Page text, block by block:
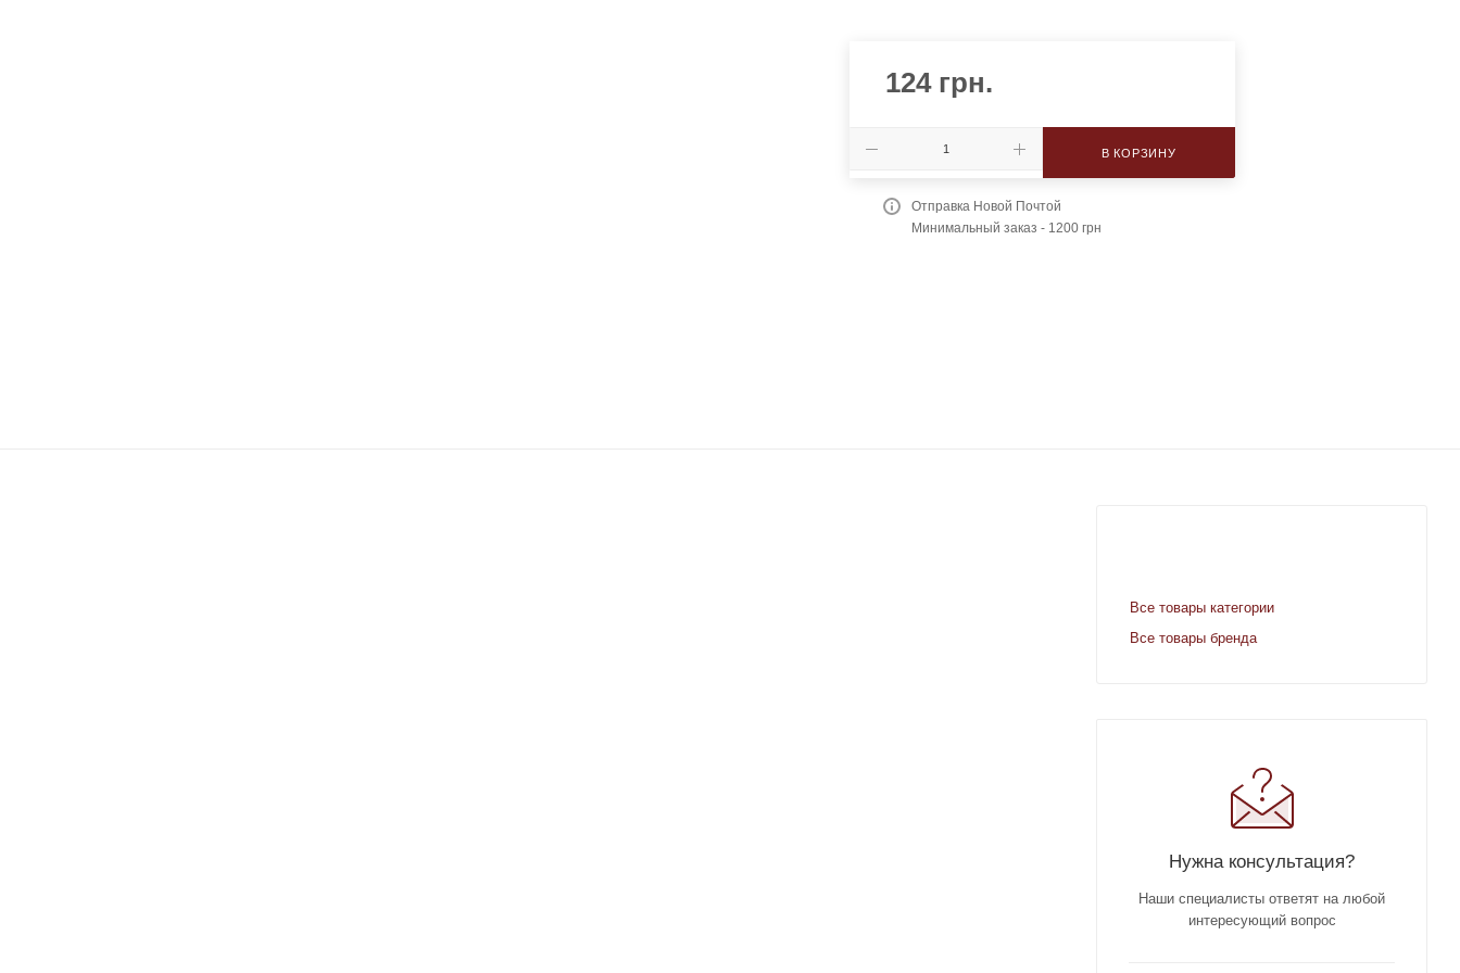
124грн.
В КОРЗИНУ
Отправка Новой Почтой
Минимальный заказ - 1200 грн
Все товары категории
Все товары бренда
Нужна консультация?
Наши специалисты ответят на любой
интересующий вопрос